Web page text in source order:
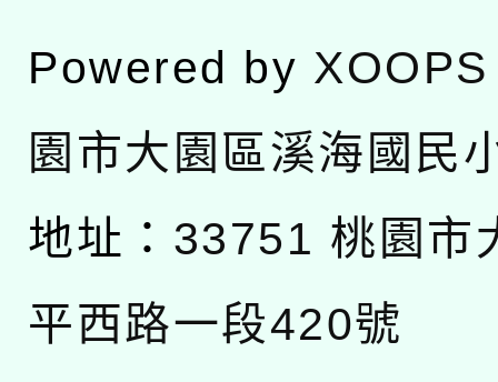
Powered by XOOPS
園市大園區溪海國民
地址： 33751 桃園市
平西路一段420號